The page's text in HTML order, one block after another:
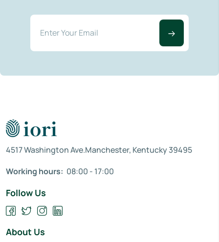
4517 Washington Ave.Manchester, Kentucky 39495
Working hours: 08:00 - 17:00
Follow Us
About Us